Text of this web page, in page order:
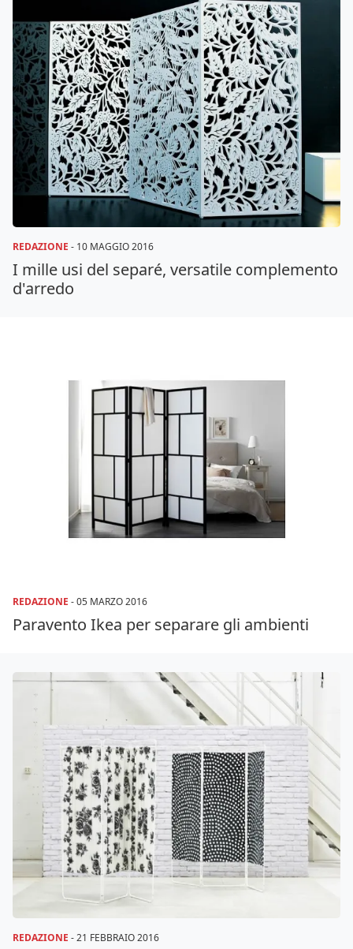
REDAZIONE - 10 MAGGIO 2016
I mille usi del separé, versatile complemento
d'arredo
REDAZIONE -05 MARZO 2016
Paravento Ikea per separare gli ambienti
REDAZIONE -21 FEBBRAIO 2016